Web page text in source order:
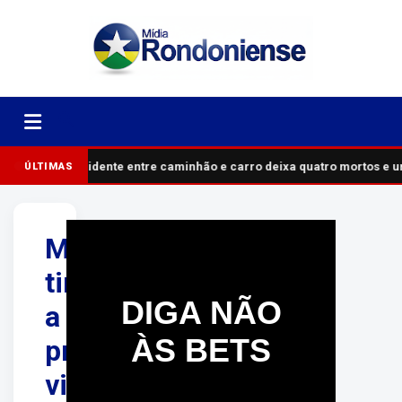
ÚLTIMASAcidente entre caminhão e carro deixa quatro mortos e
Mulher
tira
a
própria
vida
DIGA NÃO
ÀS BETS